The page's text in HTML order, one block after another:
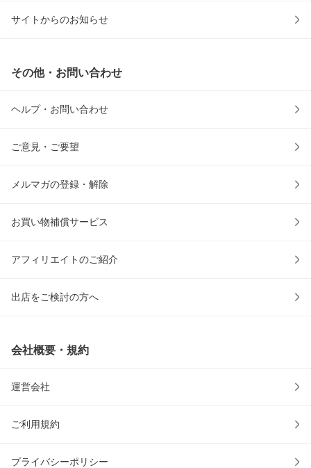
サイトからのお知らせ
その他・お問い合わせ
ヘルプ・お問い合わせ
ご意見・ご要望
メルマガの登録・解除
お買い物補償サービス
アフィリエイトのご紹介
出店をご検討の方へ
会社概要・規約
運営会社
ご利用規約
プライバシーポリシー